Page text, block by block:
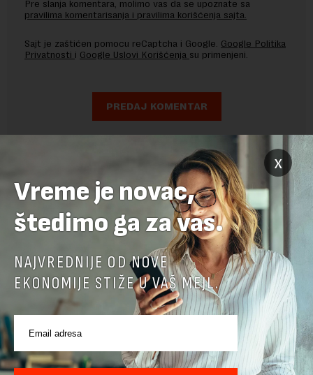
Pre slanja komentara, molimo vas da se upoznate sa
pravilima komentarisanja i pravilima korišćenja sajta.
Sajt je zaštićen pomocu reCaptcha i Google. Google Politika
Privatnosti i Google Uslovi Korišćenja su primenjeni.
POVEZANI SADRŽAJI
x
Vreme je novac,
štedimo ga za vas.
NAJVREDNIJE OD NOVE
EKONOMIJE STIŽE U VAŠ MEJL.